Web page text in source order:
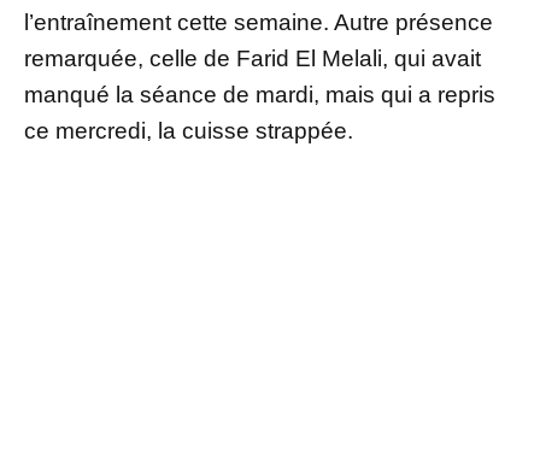
l’entraînement cette semaine. Autre présence
remarquée, celle de Farid El Melali, qui avait
manqué la séance de mardi, mais qui a repris
ce mercredi, la cuisse strappée.